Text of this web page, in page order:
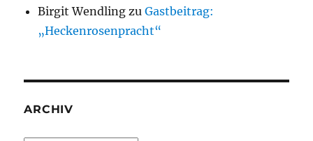
Birgit Wendling zuGastbeitrag:
„Heckenrosenpracht“
ARCHIV